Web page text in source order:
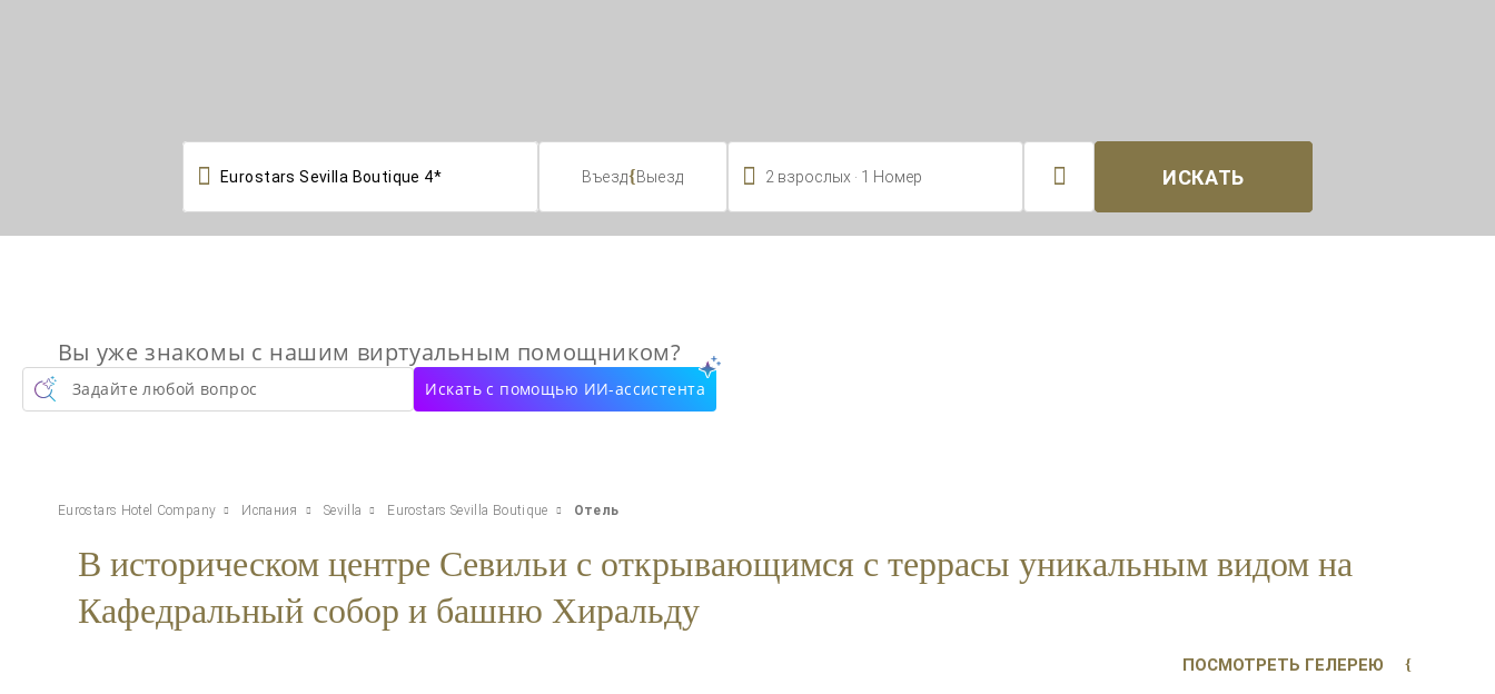
 Въезд{Выезд  2 взрослых 1 Номер  ИСКАТЬ
Вы уже знакомы с нашим виртуальным помощником?
Задайте любой вопрос Искать с помощью ИИ-ассистента
Eurostars Hotel Company Испания Sevilla Eurostars Sevilla Boutique Отель
В историческом центре Севильи с открывающимся с террасы уникальным видом на
Кафедральный собор и башню Хиральду
ПОСМОТРЕТЬ ГЕЛЕРЕЮ